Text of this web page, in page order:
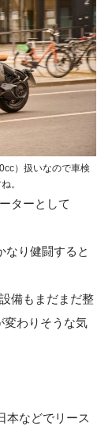
）扱いなので車検
。
ターとして
なり健闘すると
備もまだまだ整
変わりそうな気
本などでリース